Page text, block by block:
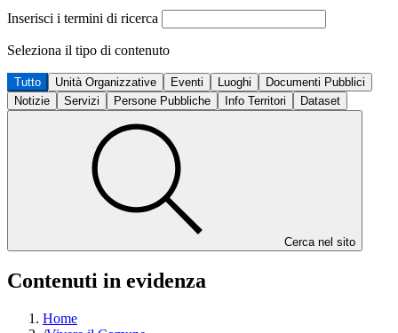
Inserisci i termini di ricerca
Seleziona il tipo di contenuto
Tutto Unità Organizzative Eventi Luoghi
Documenti Pubblici
Notizie
Servizi Persone Pubbliche Info Territori Dataset
Cerca nel sito
Contenuti in evidenza
Home